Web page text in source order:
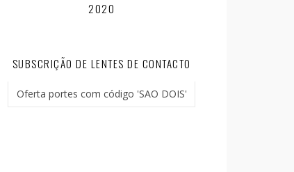
2020
SUBSCRIÇÃO DE LENTES DE CONTACTO
Oferta portes com código 'SAO DOIS'